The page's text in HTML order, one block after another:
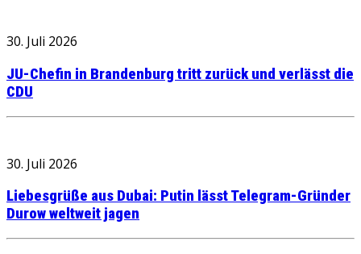
30. Juli 2026
JU-Chefin in Brandenburg tritt zurück und verlässt die
CDU
30. Juli 2026
Liebesgrüße aus Dubai: Putin lässt Telegram-Gründer
Durow weltweit jagen